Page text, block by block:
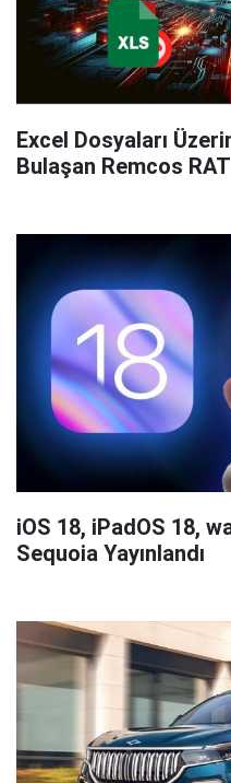
Excel Dosyaları
Bulaşan Remcos
iOS 18, iPadOS 18,
Sequoia Yayınlandı